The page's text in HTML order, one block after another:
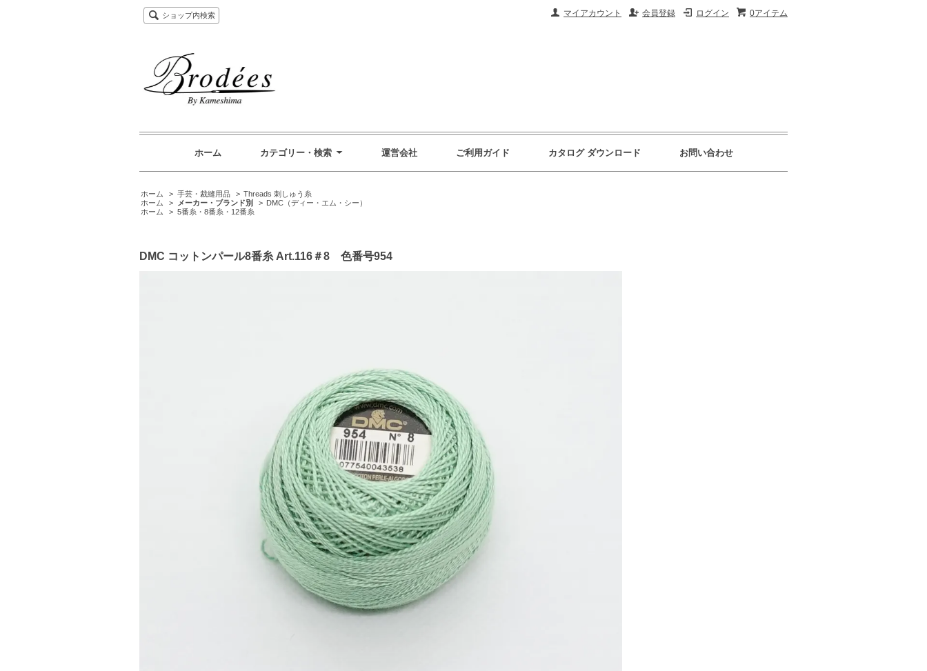
0アイテム
ログイン
会員登録
マイアカウント
ショップ内検索
ホーム カテゴリー・検索 運営会社 ご利用ガイド カタログ ダウンロード お問い合わせ
ホーム > 手芸・裁縫用品 > Threads 刺しゅう糸
ホーム
> メーカー・ブランド別 > DMC（ディー・エム・シー）
ホーム
> 5番糸・8番糸・12番糸
DMC コットンパール8番糸 Art.116＃8 色番号954